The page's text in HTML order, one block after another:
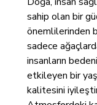
sahip olan bir
önemlilerinden
sadece
insanların
etkileyen bir
kalitesini